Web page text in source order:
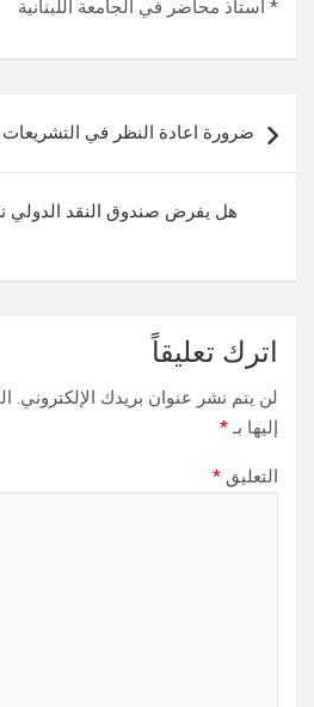
* أستاذ محاضر في الجامعة اللبنانية
المقالات
ضرورة اعادة النظر في
هل يفرض صندوق النقد
اترك تعليقاً
لن يتم نشر عنوان بريدك الإلكتروني.
إليها بـ*
التعليق *